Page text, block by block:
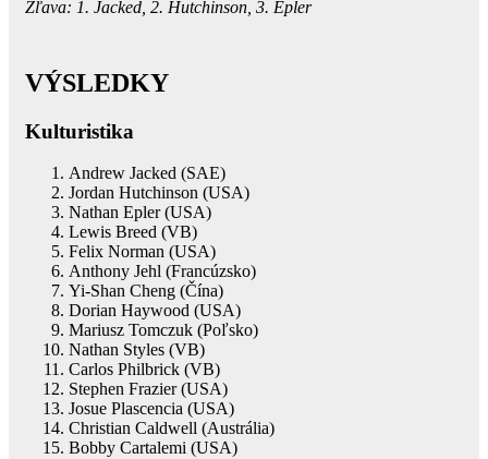
Zľava: 1. Jacked, 2. Hutchinson, 3. Epler
VÝSLEDKY
Kulturistika
Andrew Jacked (SAE)
Jordan Hutchinson (USA)
Nathan Epler (USA)
Lewis Breed (VB)
Felix Norman (USA)
Anthony Jehl (Francúzsko)
Yi-Shan Cheng (Čína)
Dorian Haywood (USA)
Mariusz Tomczuk (Poľsko)
Nathan Styles (VB)
Carlos Philbrick (VB)
Stephen Frazier (USA)
Josue Plascencia (USA)
Christian Caldwell (Austrália)
Bobby Cartalemi (USA)